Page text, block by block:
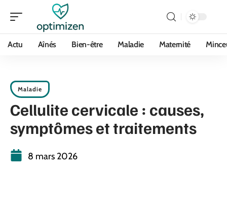
Actu Aînés Bien-être Maladie Maternité
Maladie
Cellulite cervicale : causes,
symptômes et traitements
8 mars 2026